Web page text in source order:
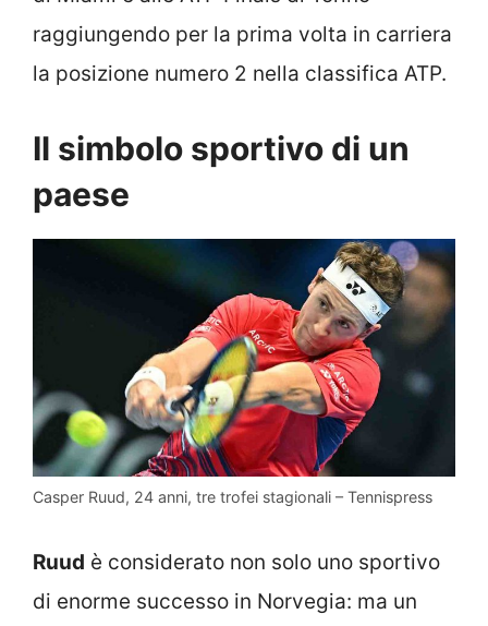
raggiungendo per la prima volta in carriera
la posizione numero 2 nella classifica ATP.
Il simbolo sportivo di un
paese
Casper Ruud, 24 anni, tre trofei stagionali – Tennispress
Ruud è considerato non solo uno sportivo
di enorme successo in Norvegia: ma un